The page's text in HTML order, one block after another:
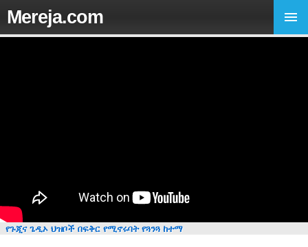
Mereja.com
የጉጂና ጌዲኦ ህዝቦች በፍቅር የሚኖሩባት የጓንጓ ከተማ